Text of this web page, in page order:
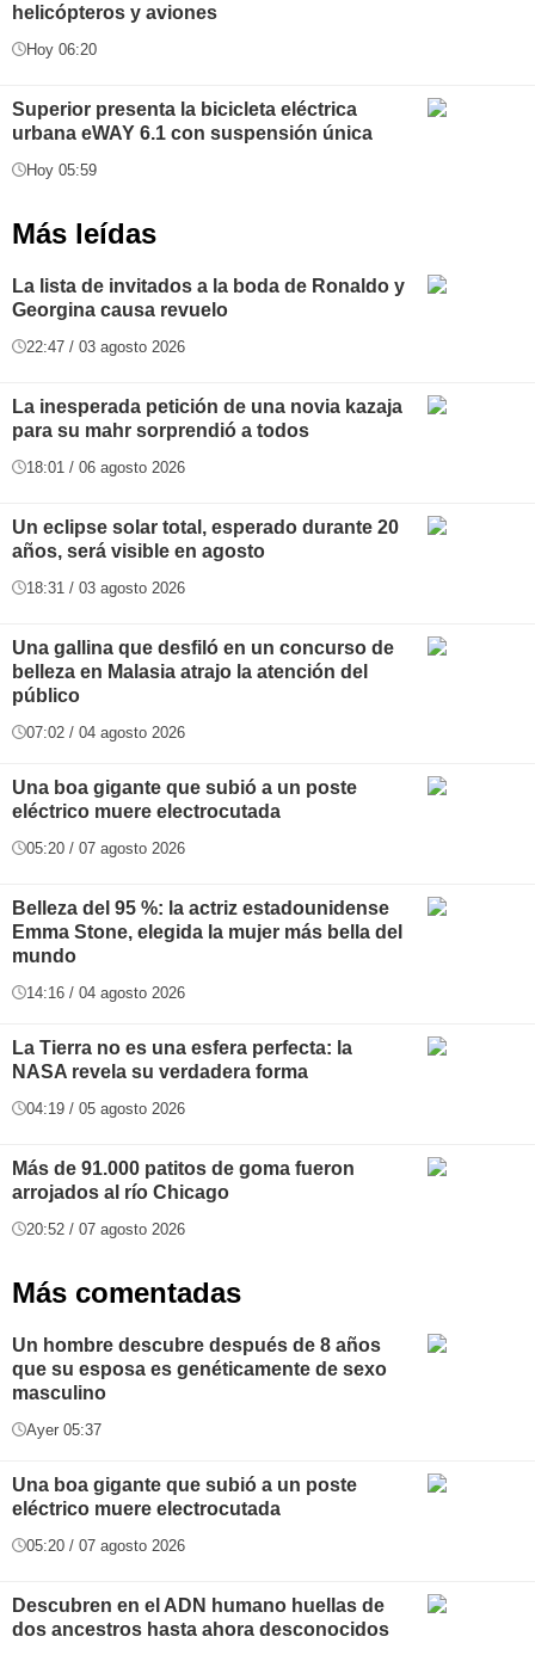
helicópteros y aviones
Hoy 06:20
Superior presenta la bicicleta eléctrica
urbana eWAY 6.1 con suspensión única
Hoy 05:59
Más leídas
La lista de invitados a la boda de Ronaldo y
Georgina causa revuelo
22:47 / 03 agosto 2026
La inesperada petición de una novia kazaja
para su mahr sorprendió a todos
18:01 / 06 agosto 2026
Un eclipse solar total, esperado durante 20
años, será visible en agosto
18:31 / 03 agosto 2026
Una gallina que desfiló en un concurso de
belleza en Malasia atrajo la atención del
público
07:02 / 04 agosto 2026
Una boa gigante que subió a un poste
eléctrico muere electrocutada
05:20 / 07 agosto 2026
Belleza del 95 %: la actriz estadounidense
Emma Stone, elegida la mujer más bella del
mundo
14:16 / 04 agosto 2026
La Tierra no es una esfera perfecta: la
NASA revela su verdadera forma
04:19 / 05 agosto 2026
Más de 91.000 patitos de goma fueron
arrojados al río Chicago
20:52 / 07 agosto 2026
Más comentadas
Un hombre descubre después de 8 años
que su esposa es genéticamente de sexo
masculino
Ayer 05:37
Una boa gigante que subió a un poste
eléctrico muere electrocutada
05:20 / 07 agosto 2026
Descubren en el ADN humano huellas de
dos ancestros hasta ahora desconocidos